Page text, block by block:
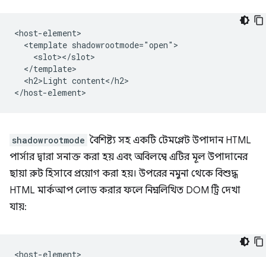
<host-element>
  <template shadowrootmode="open">
    <slot></slot>
  </template>
  <h2>Light content</h2>
shadowrootmode বৈশিষ্ট্য সহ একটি টেমপ্লেট উপাদান HTML
পার্সার দ্বারা সনাক্ত করা হয় এবং অবিলম্বে এটির মূল উপাদানের
ছায়া রুট হিসাবে প্রয়োগ করা হয়। উপরের নমুনা থেকে বিশুদ্ধ
HTML মার্কআপ লোড করার ফলে নিম্নলিখিত DOM ট্রি দেখা
যায়:
<host-element>